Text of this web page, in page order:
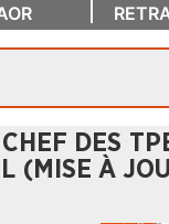
DES
(MISE À